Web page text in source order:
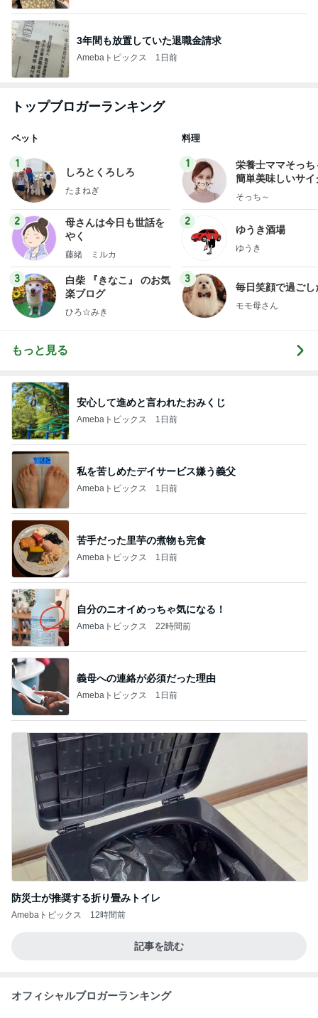
3年間も放置していた退職金請求
Amebaトピックス 1日前
トップブロガーランキング
ペット
1
しろとくろしろ
たまねぎ
2
母さんは今日も世話を
やく
藤緒 ミルカ
3
白柴 『きなこ』 のお気
楽ブログ
ひろ☆みき
料理
1
栄養士ママそっち
簡単美味しいサイ
献立
そっち～
2
ゆうき酒場
ゆうき
3
毎日笑顔で過ごし
モモ母さん
もっと見る
安心して進めと言われたおみくじ
Amebaトピックス 1日前
私を苦しめたデイサービス嫌う義父
Amebaトピックス 1日前
苦手だった里芋の煮物も完食
Amebaトピックス 1日前
自分のニオイめっちゃ気になる！
Amebaトピックス 22時間前
義母への連絡が必須だった理由
Amebaトピックス 1日前
防災士が推奨する折り畳みトイレ
Amebaトピックス 12時間前
記事を読む
オフィシャルブロガーランキング